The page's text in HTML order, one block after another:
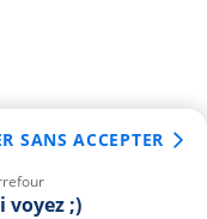
voyez ;)
SANS ACCEPTER